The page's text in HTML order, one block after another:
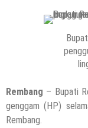
Rembang – Bupati
genggam (HP)
Rembang.